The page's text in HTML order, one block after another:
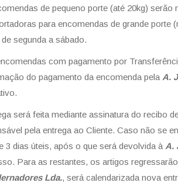
de pequeno porte (até 20kg)
para encomendas de grande porte
segunda a sábado.
com pagamento por
do pagamento da encomenda pela A.
será feita mediante assinatura do recibo
pela entrega ao Cliente. Caso não se
3 dias úteis, após o que será devolvida à A.
Para as restantes, os artigos
Lda., será calendarizada nova